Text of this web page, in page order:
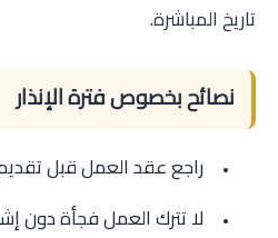
تاريخ المباشرة.
نصائح بخصوص فترة الإنذار
راجع عقد العمل قبل
لا تترك العمل فجأة دون